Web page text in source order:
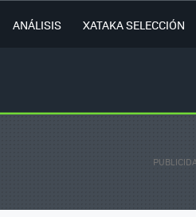
ANÁLISIS XATAKA SELECCIÓN